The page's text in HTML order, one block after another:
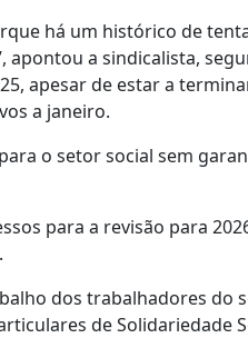
há um histórico de
a sindicalista,
apesar de estar a
a janeiro.
o setor social sem
para a revisão para
dos trabalhadores do
de Solidariedade